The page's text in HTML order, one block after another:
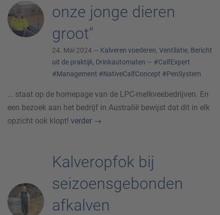
onze jonge dieren
groot"
24. Mai 2024 — Kalveren voederen, Ventilatie, Bericht
uit de praktijk, Drinkautomaten — #CalfExpert
#Management #NativeCalfConcept #PenSystem
... staat op de homepage van de LPC-melkveebedrijven. En
een bezoek aan het bedrijf in Australië bewijst dat dit in elk
opzicht ook klopt! verder →
Kalveropfok bij
seizoensgebonden
afkalven